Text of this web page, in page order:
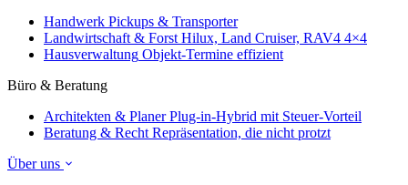
Handwerk Pickups & Transporter
Landwirtschaft & Forst Hilux, Land Cruiser, RAV4 4×4
Hausverwaltung Objekt-Termine effizient
Büro & Beratung
Architekten & Planer Plug-in-Hybrid mit Steuer-Vorteil
Beratung & Recht Repräsentation, die nicht protzt
Über uns